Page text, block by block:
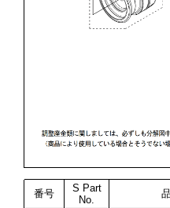
番号
S Part
No.